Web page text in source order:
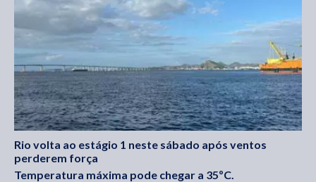
Rio volta ao estágio 1 neste sábado após ventos
perderem força
Temperatura máxima pode chegar a 35ºC.